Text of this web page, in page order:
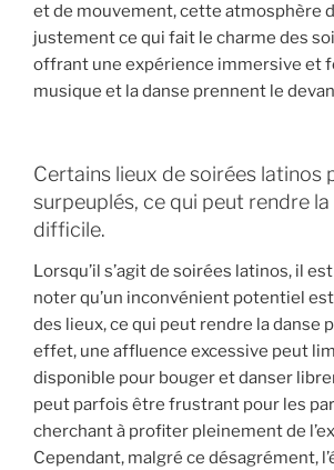
et de mouvement, cette atmosphère
justement ce qui fait le charme des
offrant une expérience immersive et
musique et la danse prennent le
Certains lieux de soirées latinos
surpeuplés, ce qui peut rendre
difficile.
Lorsqu’il s’agit de soirées latinos, il
noter qu’un inconvénient potentiel
des lieux, ce qui peut rendre la danse
effet, une affluence excessive peut
disponible pour bouger et danser
peut parfois être frustrant pour les
cherchant à profiter pleinement de
Cependant, malgré ce désagrément,